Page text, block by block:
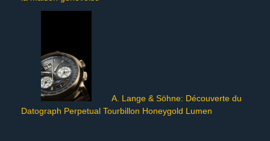
A. Lange & Söhne: Découverte du
Datograph Perpetual Tourbillon Honeygold Lumen